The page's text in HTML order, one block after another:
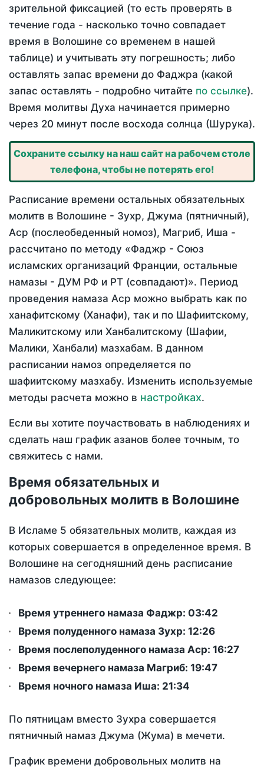
зрительной фиксацией (то есть проверять в
течение года - насколько точно совпадает
время в Волошине со временем в нашей
таблице) и учитывать эту погрешность; либо
оставлять запас времени до Фаджра (какой
запас оставлять - подробно читайте по ссылке).
Время молитвы Духа начинается примерно
через 20 минут после восхода солнца (Шурука).
Сохраните ссылку на наш сайт на рабочем столе
телефона, чтобы не потерять его!
Расписание времени остальных обязательных
молитв в Волошине - Зухр, Джума (пятничный),
Аср (послеобеденный номоз), Магриб, Иша -
рассчитано по методу «Фаджр - Союз
исламских организаций Франции, остальные
намазы - ДУМ РФ и РТ (совпадают)». Период
проведения намаза Аср можно выбрать как по
ханафитскому (Ханафи), так и по Шафиитскому,
Маликитскому или Ханбалитскому (Шафии,
Малики, Ханбали) мазхабам. В данном
расписании намоз определяется по
шафиитскому мазхабу. Изменить используемые
методы расчета можно в настройках.
Если вы хотите поучаствовать в наблюдениях и
сделать наш график азанов более точным, то
свяжитесь с нами.
Время обязательных и
добровольных молитв в Волошине
В Исламе 5 обязательных молитв, каждая из
которых совершается в определенное время. В
Волошине на сегодняшний день расписание
намазов следующее:
Время утреннего намаза Фаджр: 03:42
Время полуденного намаза Зухр: 12:26
Время послеполуденного намаза Аср: 16:27
Время вечернего намаза Магриб: 19:47
Время ночного намаза Иша: 21:34
По пятницам вместо Зухра совершается
пятничный намаз Джума (Жума) в мечети.
График времени добровольных молитв на